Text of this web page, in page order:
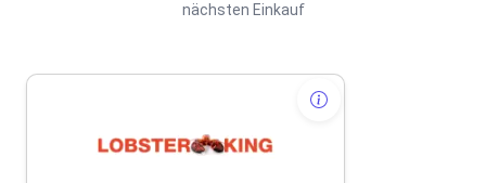
nächsten Einkauf